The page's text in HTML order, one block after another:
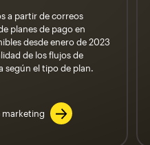
a partir de correos
planes de pago en
desde enero de 2023
de los flujos de
según el tipo de plan.
marketing